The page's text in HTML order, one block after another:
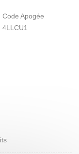
Code Apogée
4LLCU1